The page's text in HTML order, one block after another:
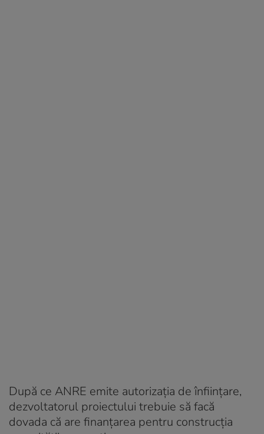
După ce ANRE emite autorizația de înființare,
dezvoltatorul proiectului trebuie să facă
dovada că are finanțarea pentru construcția